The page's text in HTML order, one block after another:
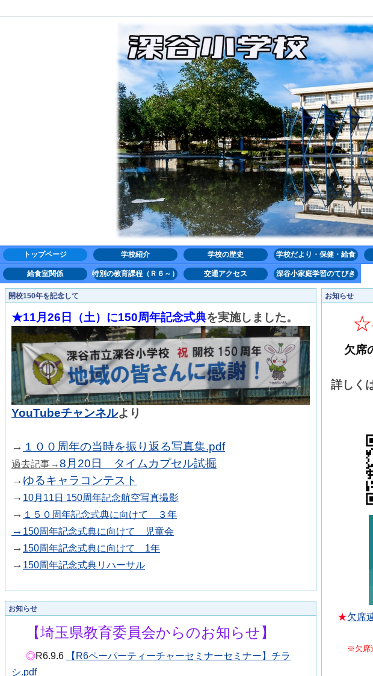
トップページ 学校紹介 学校の歴史 学校だより・保健・給食
給食室関係 特別の教育課程（Ｒ６～） 交通アクセス 深谷小家庭学習のてびき
開校150年を記念して
★11月26日（土）に150周年記念式典を実施しました。
YouTubeチャンネルより
→ １００周年の当時を振り返る写真集.pdf
過去記事→8月20日 タイムカプセル試掘
→ ゆるキャラコンテスト
→ 10月11日 150周年記念航空写真撮影
→ １５０周年記念式典に向けて ３年
→ 150周年記念式典に向けて 児童会
→ 150周年記念式典に向けて 1年
→ 150周年記念式典リハーサル
お知らせ
【埼玉県教育委員会からのお知らせ】
◎R6.9.6
【R6ペーパーティーチャーセミナーセミナー】チラ
シ.pdf
お知らせ
☆
欠席
詳しく
★欠席
※欠席